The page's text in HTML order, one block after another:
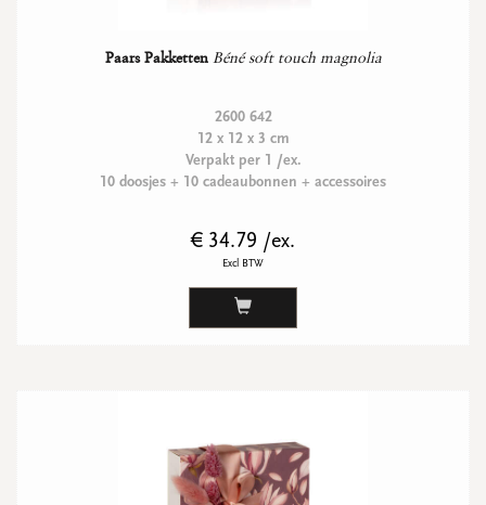
Paars Pakketten Béné soft touch magnolia
2600 642
12 x 12 x 3 cm
Verpakt per 1 /ex.
10 doosjes + 10 cadeaubonnen + accessoires
€ 34.79 /ex.
Excl BTW